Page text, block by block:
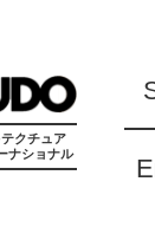
クチュア
ナショナル